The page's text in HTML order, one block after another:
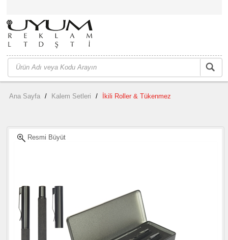
Ana Sayfa / Kalem Setleri / İkili Roller & Tükenmez
Resmi Büyüt